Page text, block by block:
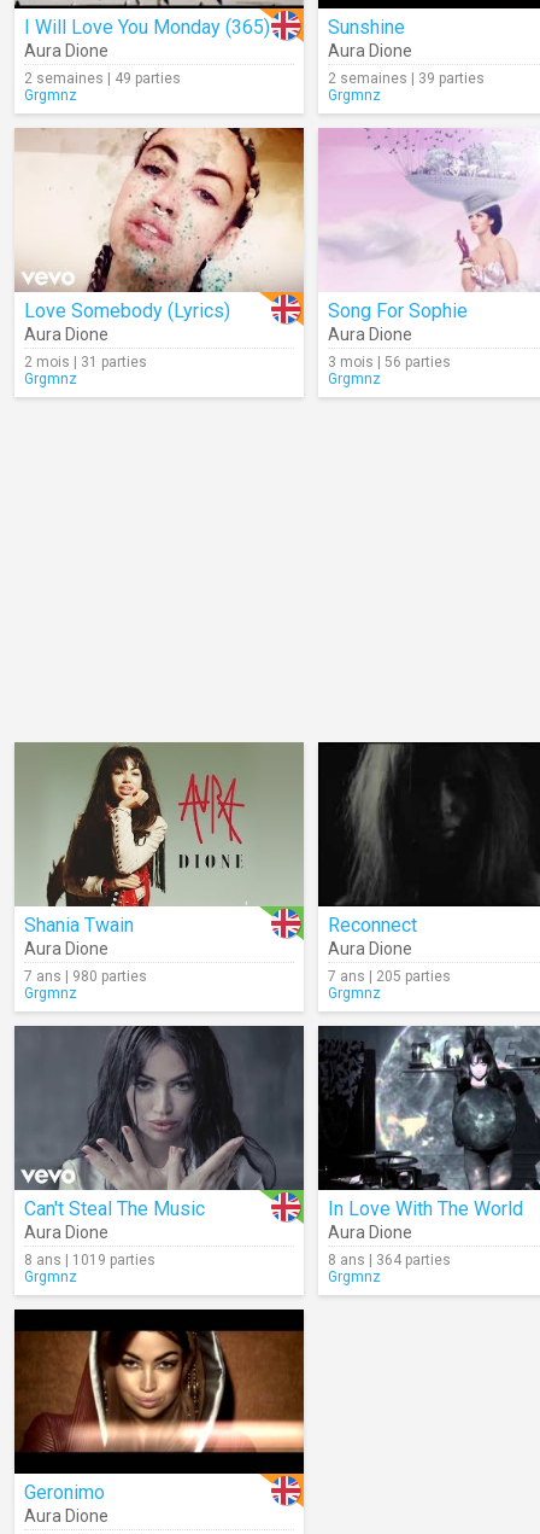
I Will Love You Monday (365)
Aura Dione
2 semaines | 49 parties
Grgmnz
Sunshine
Aura Dione
2 semaines | 39 parties
Grgmnz
Love Somebody (Lyrics)
Aura Dione
2 mois | 31 parties
Grgmnz
Song For Sophie
Aura Dione
3 mois | 56 parties
Grgmnz
Shania Twain
Aura Dione
7 ans | 980 parties
Grgmnz
Reconnect
Aura Dione
7 ans | 205 parties
Grgmnz
Can't Steal The Music
Aura Dione
8 ans | 1019 parties
Grgmnz
In Love With The World
Aura Dione
8 ans | 364 parties
Grgmnz
Geronimo
Aura Dione